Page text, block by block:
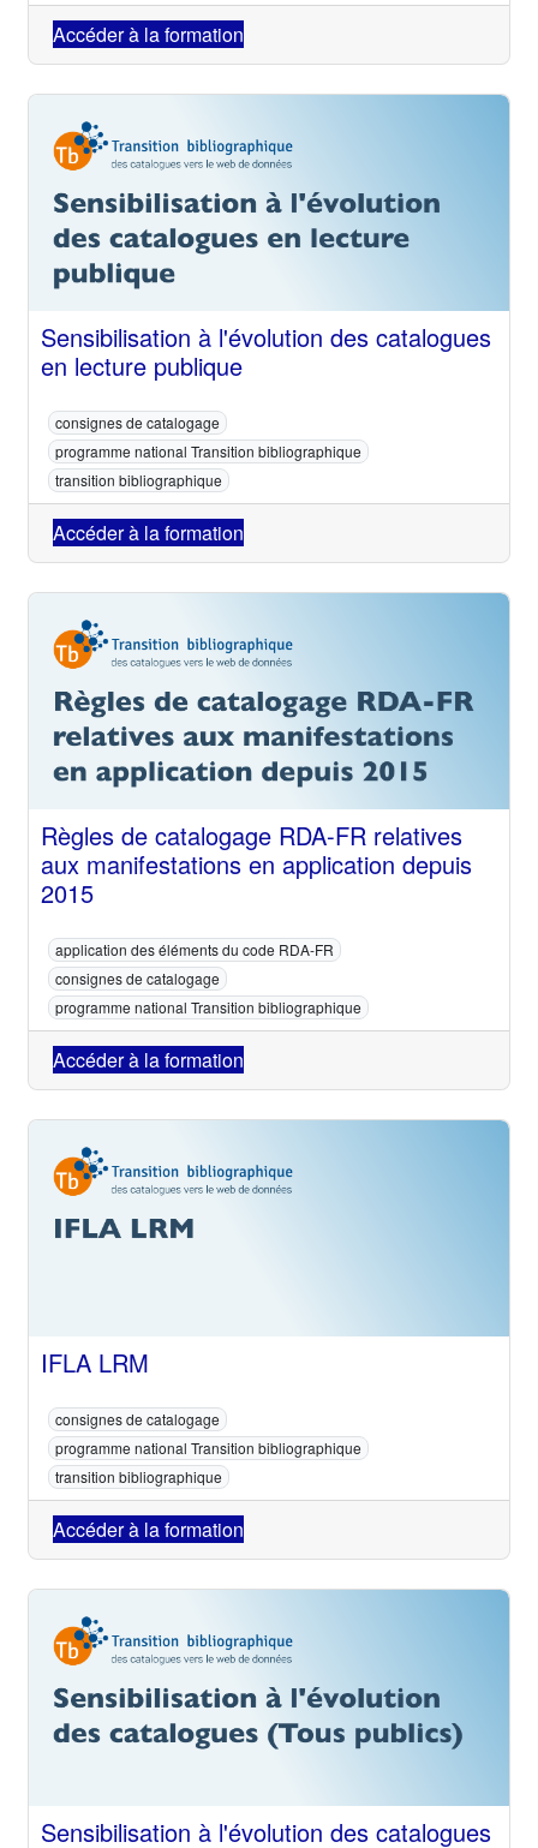
Accéder à la formation
Sensibilisation à l'évolution des catalogues
en lecture publique
consignes de catalogage
programme national Transition bibliographique
transition bibliographique
Accéder à la formation
Règles de catalogage RDA-FR relatives
aux manifestations en application depuis
2015
application des éléments du code RDA-FR
consignes de catalogage
programme national Transition bibliographique
Accéder à la formation
IFLA LRM
consignes de catalogage
programme national Transition bibliographique
transition bibliographique
Accéder à la formation
Sensibilisation à l'évolution des catalogues